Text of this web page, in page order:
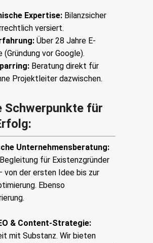
Expertise: Bilanzsicher
versiert.
Über 28 Jahre E-
(Gründung vor Google).
Beratung direkt für
Projektleiter dazwischen.
Schwerpunkte für
Unternehmensberatung:
für Existenzgründer
von der ersten Idee bis zur
Ebenso
.
& Content-Strategie:
mit Substanz. Wir bieten